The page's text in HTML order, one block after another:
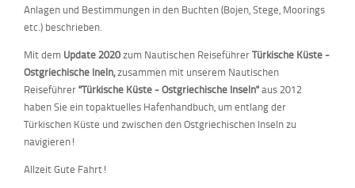
Anlagen und Bestimmungen in den Buchten (Bojen, Stege, Moorings
etc.) beschrieben.
Mit dem Update 2020zum Nautischen ReiseführerTürkische Küste -
Ostgriechische Ineln,zusammen mit unserem Nautischen
Reiseführer"Türkische Küste - Ostgriechische Inseln"aus 2012
haben Sie ein topaktuelles Hafenhandbuch, um entlang der
Türkischen Küste und zwischen den Ostgriechischen Inseln zu
navigieren!
Allzeit Gute Fahrt!